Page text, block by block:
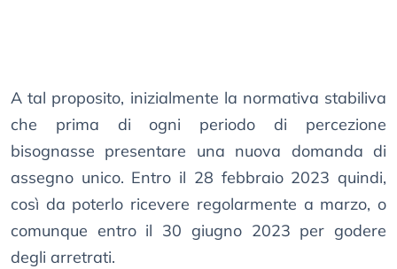
A tal proposito, inizialmente la normativa stabiliva
che prima di ogni periodo di percezione
bisognasse presentare una nuova domanda di
assegno unico. Entro il 28 febbraio 2023 quindi,
così da poterlo ricevere regolarmente a marzo, o
comunque entro il 30 giugno 2023 per godere
degli arretrati.